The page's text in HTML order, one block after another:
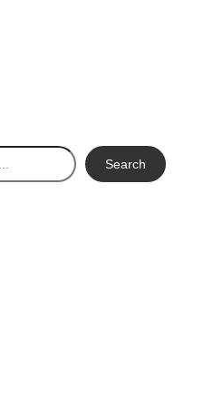
Search